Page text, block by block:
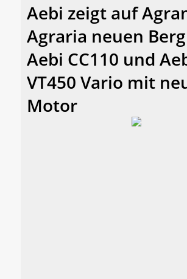
Aebi zeigt auf
Agraria neuen
Aebi CC110 und
VT450 Vario mit
Motor